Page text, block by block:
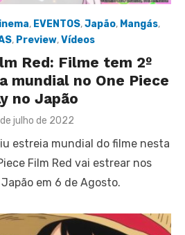
, EVENTOS,Japão, Mangás,
, Preview,Vídeos
Red: Filme tem 2º
mundial no One Piece
no Japão
julho de 2022
estreia mundial do filme nesta
Film Red vai estrear nos
em 6 de Agosto.